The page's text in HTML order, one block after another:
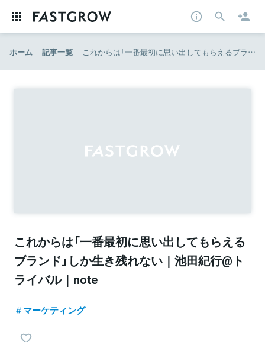
ホーム 記事一覧 これからは「一番最初に思い出してもらえるブランド」しか生き残れない｜池田紀行@トライバル｜note
これからは「一番最初に思い出してもらえる
ブランド」しか生き残れない｜池田紀行@ト
ライバル｜note
マーケティング